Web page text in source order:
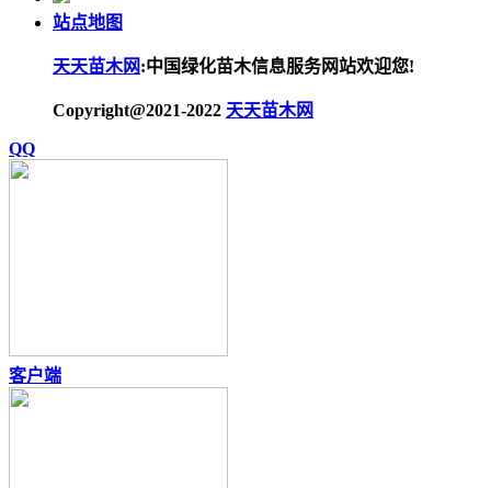
站点地图
天天苗木网:中国绿化苗木信息服务网站欢迎您!
Copyright@2021-2022 天天苗木网
QQ
客户端